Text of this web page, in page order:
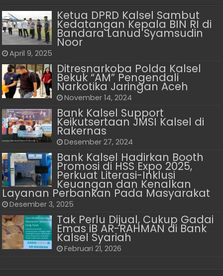
Ketua DPRD Kalsel Sambut
Kedatangan Kepala BIN RI di
Bandara Lanud Syamsudin
Noor
April 9, 2025
Ditresnarkoba Polda Kalsel
Bekuk “AM” Pengendali
Narkotika Jaringan Aceh
November 14, 2024
Bank Kalsel Support
Keikutsertaan JMSI Kalsel di
Rakernas
Desember 27, 2024
Bank Kalsel Hadirkan Booth
Promosi di HSS Expo 2025,
Perkuat Literasi-Inklusi
Keuangan dan Kenalkan
Layanan Perbankan Pada Masyarakat
Desember 3, 2025
Tak Perlu Dijual, Cukup Gadai
Emas iB AR-RAHMAN di Bank
Kalsel Syariah
Februari 21, 2026